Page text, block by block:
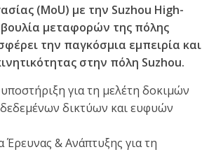
(MoU) με την Suzhou High-
μεταφορών της πόλης
την παγκόσμια εμπειρία και
στην πόλη Suzhou.
για τη μελέτη δοκιμών
δικτύων και ευφυών
& Ανάπτυξης για τη